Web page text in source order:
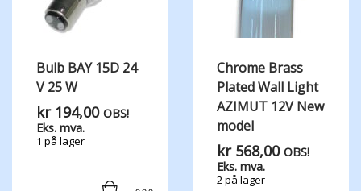
Bulb BAY 15D 24
V 25 W
kr194,00 OBS!
Eks. mva.
1 på lager
Chrome Brass
Plated Wall Light
AZIMUT 12V New
model
kr568,00 OBS!
Eks. mva.
2 på lager